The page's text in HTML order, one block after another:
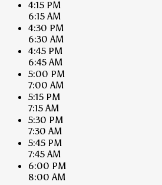
4:15 PM
6:15 AM
4:30 PM
6:30 AM
4:45 PM
6:45 AM
5:00 PM
7:00 AM
5:15 PM
7:15 AM
5:30 PM
7:30 AM
5:45 PM
7:45 AM
6:00 PM
8:00 AM